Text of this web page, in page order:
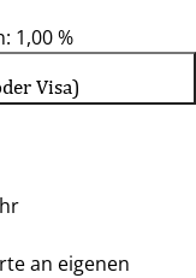
1,00 %
Visa)
an eigenen